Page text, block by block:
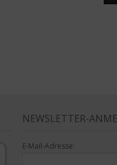
NEWSLETTER-
E-Mail-Adresse: